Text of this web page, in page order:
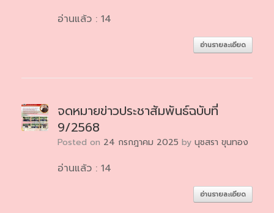
อ่านแล้ว : 14
อ่านรายละเอียด
จดหมายข่าวประชาสัมพันธ์ฉบับที่
9/2568
Posted on 24 กรกฎาคม 2025 by นุชสรา ขุนทอง
อ่านแล้ว : 14
อ่านรายละเอียด